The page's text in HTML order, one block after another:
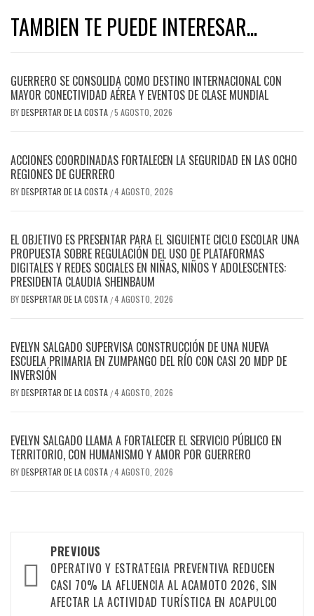
TAMBIEN TE PUEDE INTERESAR...
GUERRERO SE CONSOLIDA COMO DESTINO INTERNACIONAL CON
MAYOR CONECTIVIDAD AÉREA Y EVENTOS DE CLASE MUNDIAL
BYDESPERTAR DE LA COSTA /5 AGOSTO, 2026
ACCIONES COORDINADAS FORTALECEN LA SEGURIDAD EN LAS OCHO
REGIONES DE GUERRERO
BYDESPERTAR DE LA COSTA /4 AGOSTO, 2026
EL OBJETIVO ES PRESENTAR PARA EL SIGUIENTE CICLO ESCOLAR UNA
PROPUESTA SOBRE REGULACIÓN DEL USO DE PLATAFORMAS
DIGITALES Y REDES SOCIALES EN NIÑAS, NIÑOS Y ADOLESCENTES:
PRESIDENTA CLAUDIA SHEINBAUM
BYDESPERTAR DE LA COSTA /4 AGOSTO, 2026
EVELYN SALGADO SUPERVISA CONSTRUCCIÓN DE UNA NUEVA
ESCUELA PRIMARIA EN ZUMPANGO DEL RÍO CON CASI 20 MDP DE
INVERSIÓN
BYDESPERTAR DE LA COSTA /4 AGOSTO, 2026
EVELYN SALGADO LLAMA A FORTALECER EL SERVICIO PÚBLICO EN
TERRITORIO, CON HUMANISMO Y AMOR POR GUERRERO
BYDESPERTAR DE LA COSTA /4 AGOSTO, 2026
navigation
PREVIOUS
OPERATIVO Y ESTRATEGIA PREVENTIVA REDUCEN
CASI 70% LA AFLUENCIA AL ACAMOTO 2026, SIN
AFECTAR LA ACTIVIDAD TURÍSTICA EN ACAPULCO